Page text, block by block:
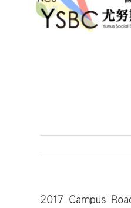
2017 Campus